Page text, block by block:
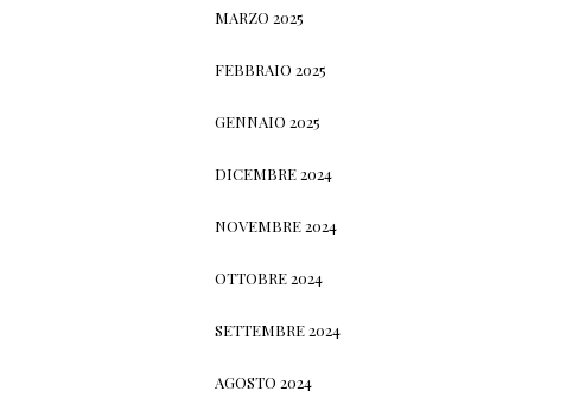
MARZO 2025
FEBBRAIO 2025
GENNAIO 2025
DICEMBRE 2024
NOVEMBRE 2024
OTTOBRE 2024
SETTEMBRE 2024
AGOSTO 2024